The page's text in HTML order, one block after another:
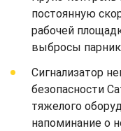
постоянную
рабочей
выбросы
Сигнализатор
безопасности
тяжелого
напоминание о